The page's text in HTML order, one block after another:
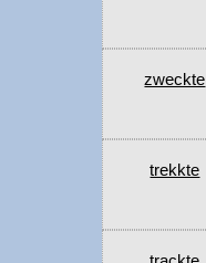
zweckte
trekkte